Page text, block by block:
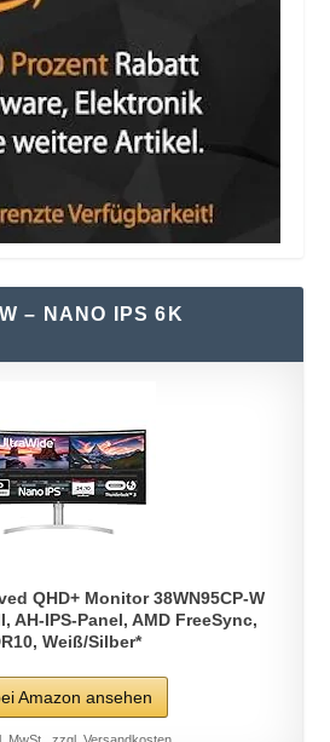
– NANO IPS 6K
QHD+ Monitor 38WN95CP-W
AH-IPS-Panel, AMD FreeSync,
Weiß/Silber*
Amazon ansehen